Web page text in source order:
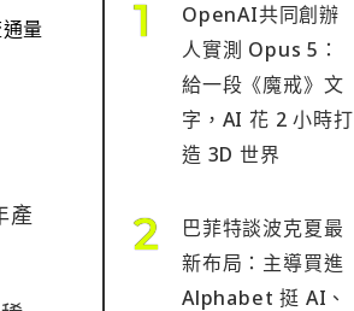
量
產
OpenAI共同創辦
人實測 Opus 5：
給一段《魔戒》文
字，AI 花 2 小時打
造 3D 世界
巴菲特談波克夏最
新布局：主導買進
Alphabet 挺 AI、